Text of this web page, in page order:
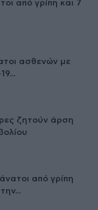
από γρίπη και 7
ασθενών με
ζητούν άρση
από γρίπη